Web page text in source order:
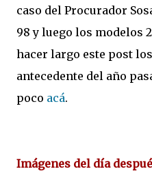
caso del Procurador
98 y luego los modelos
hacer largo este post
antecedente del año
poco acá.
Imágenes del día